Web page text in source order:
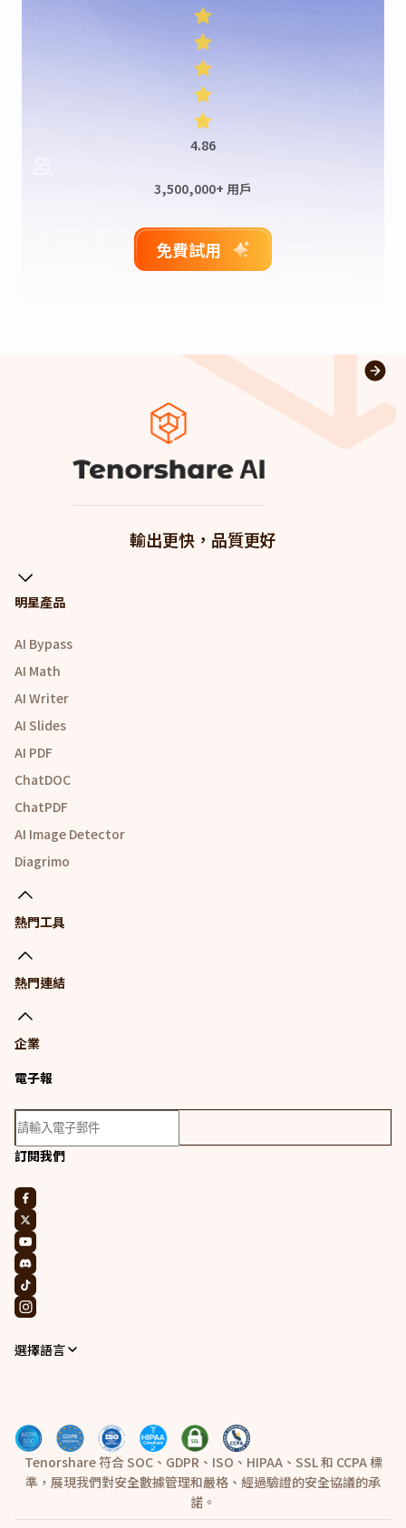
4.86
3,500,000+ 用戶
免費試用
輸出更快，品質更好
明星產品
AI Bypass
AI Math
AI Writer
AI Slides
AI PDF
ChatDOC
ChatPDF
AI Image Detector
Diagrimo
熱門工具
熱門連結
企業
電子報
訂閱我們
選擇語言
Tenorshare 符合 SOC、GDPR、ISO、HIPAA、SSL 和 CCPA 標
準，展現我們對安全數據管理和嚴格、經過驗證的安全協議的承
諾。